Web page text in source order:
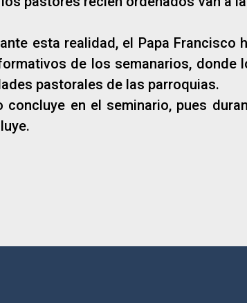
esta realidad, el Papa
de los semanarios, donde
pastorales de las parroquias.
concluye en el seminario, pues